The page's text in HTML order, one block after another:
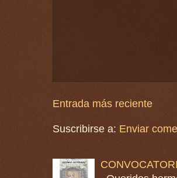
Entrada más reciente
Suscribirse a: Enviar